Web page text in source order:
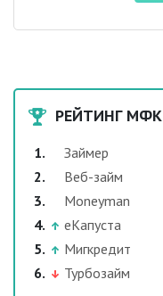
РЕЙТИНГ МФК
Займер
Веб-займ
Moneyman
еКапуста
Мигкредит
Турбозайм